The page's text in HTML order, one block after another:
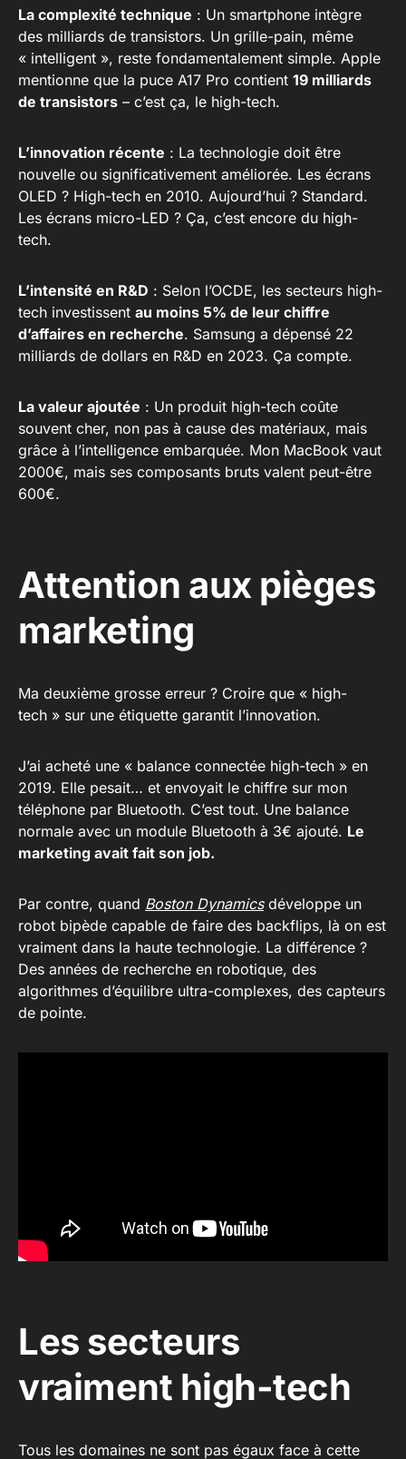
La complexité technique : Un smartphone intègre
des milliards de transistors. Un grille-pain, même
« intelligent », reste fondamentalement simple. Apple
mentionne que la puce A17 Pro contient 19 milliards
de transistors – c’est ça, le high-tech.
L’innovation récente : La technologie doit être
nouvelle ou significativement améliorée. Les écrans
OLED ? High-tech en 2010. Aujourd’hui ? Standard.
Les écrans micro-LED ? Ça, c’est encore du high-
tech.
L’intensité en R&D : Selon l’OCDE, les secteurs high-
tech investissent au moins 5% de leur chiffre
d’affaires en recherche. Samsung a dépensé 22
milliards de dollars en R&D en 2023. Ça compte.
La valeur ajoutée : Un produit high-tech coûte
souvent cher, non pas à cause des matériaux, mais
grâce à l’intelligence embarquée. Mon MacBook vaut
2000€, mais ses composants bruts valent peut-être
600€.
Attention aux pièges
marketing
Ma deuxième grosse erreur ? Croire que « high-
tech » sur une étiquette garantit l’innovation.
J’ai acheté une « balance connectée high-tech » en
2019. Elle pesait… et envoyait le chiffre sur mon
téléphone par Bluetooth. C’est tout. Une balance
normale avec un module Bluetooth à 3€ ajouté. Le
marketing avait fait son job.
Par contre, quand Boston Dynamicsdéveloppe un
robot bipède capable de faire des backflips, là on est
vraiment dans la haute technologie. La différence ?
Des années de recherche en robotique, des
algorithmes d’équilibre ultra-complexes, des capteurs
de pointe.
Les secteurs
vraiment high-tech
Tous les domaines ne sont pas égaux face à cette